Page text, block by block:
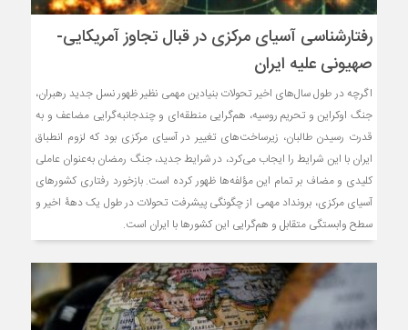
رفتارشناسی آسیای مرکزی در قبال تجاوز آمریکایی-
صهیونی علیه ایران
اگرچه در طول سال‌های اخیر تحولات بنیادین مهمی نظیر ظهور نسل جدید رهبران،
جنگ اوکراین و تحریم روسیه، هم‌گرایی منطقه‌ای و چندجانبه‌گرایی مضاعف و به
قدرت رسیدن طالبان، زیرساخت‌های تغییر در آسیای مرکزی بود که لزوم انطباق
ایران با این شرایط را ایجاب می‌کرد، در شرایط جدید، جنگ رمضان به‌عنوان عاملی
کلیدی و مضاف بر تمام این مؤلفه‌ها ظهور کرده است. بازخورد رفتاری کشورهای
آسیای مرکزی، برونداد مهمی از چگونگی پیشرفت تحولات در طول یک دهۀ اخیر و
سطح وابستگی متقابل و هم‌گرایی این کشورها با ایران است.